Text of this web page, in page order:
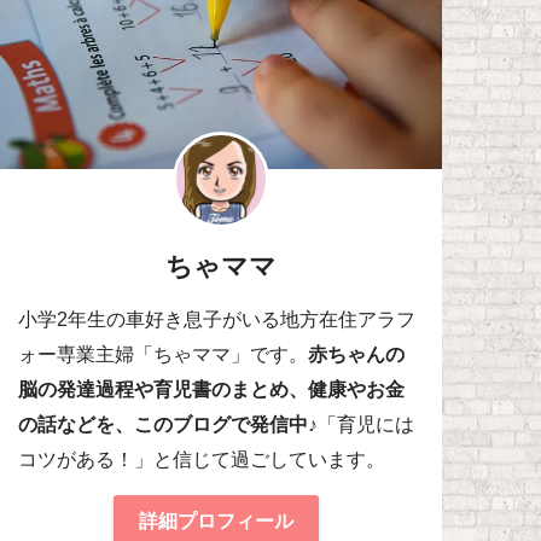
ちゃママ
小学2年生の車好き息子がいる地方在住アラフ
ォー専業主婦「ちゃママ」です。赤ちゃんの
脳の発達過程や育児書のまとめ、健康やお金
の話などを、このブログで発信中♪ 「育児には
コツがある！」と信じて過ごしています。
詳細プロフィール